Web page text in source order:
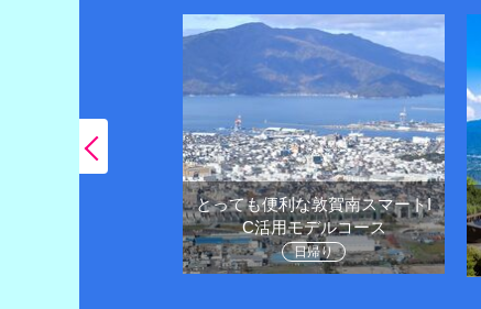
とっても便利な敦賀南スマートI
C活用モデルコース
日帰り